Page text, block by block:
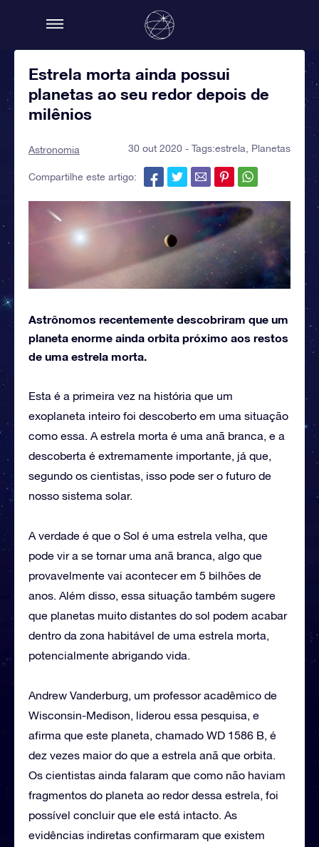
Estrela morta ainda possui
planetas ao seu redor depois de
milênios
Astronomia 30 out 2020 - Tags:estrela Planetas
Compartilhe este artigo:
Astrônomos recentemente descobriram que um
planeta enorme ainda orbita próximo aos restos
de uma estrela morta.
Esta é a primeira vez na história que um
exoplaneta inteiro foi descoberto em uma situação
como essa. A estrela morta é uma anã branca, e a
descoberta é extremamente importante, já que,
segundo os cientistas, isso pode ser o futuro de
nosso sistema solar.
A verdade é que o Sol é uma estrela velha, que
pode vir a se tornar uma anã branca, algo que
provavelmente vai acontecer em 5 bilhões de
anos. Além disso, essa situação também sugere
que planetas muito distantes do sol podem acabar
dentro da zona habitável de uma estrela morta,
potencialmente abrigando vida.
Andrew Vanderburg, um professor acadêmico de
Wisconsin-Medison, liderou essa pesquisa, e
afirma que este planeta, chamado WD 1586 B, é
dez vezes maior do que a estrela anã que orbita.
Os cientistas ainda falaram que como não haviam
fragmentos do planeta ao redor dessa estrela, foi
possível concluir que ele está intacto. As
evidências indiretas confirmaram que existem